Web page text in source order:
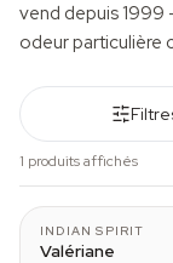
vend depuis 1999
odeur particulière
1 produits affichés
INDIAN SPIRIT
Valériane